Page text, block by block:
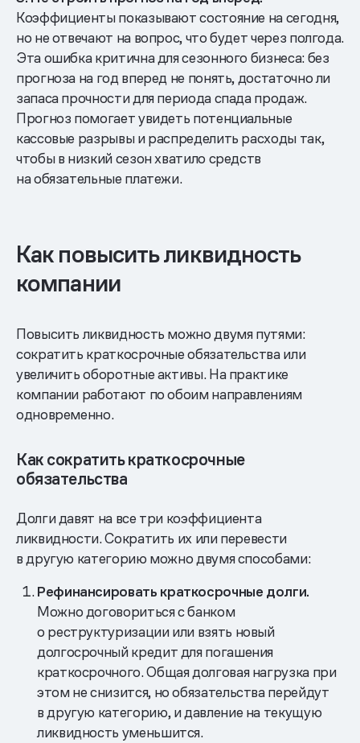
Коэффициенты показывают состояние на сегодня,
но не отвечают на вопрос, что будет через полгода.
Эта ошибка критична для сезонного бизнеса: без
прогноза на год вперед не понять, достаточно ли
запаса прочности для периода спада продаж.
Прогноз помогает увидеть потенциальные
кассовые разрывы и распределить расходы так,
чтобы в низкий сезон хватило средств
на обязательные платежи.
Как повысить ликвидность
компании
Повысить ликвидность можно двумя путями:
сократить краткосрочные обязательства или
увеличить оборотные активы. На практике
компании работают по обоим направлениям
одновременно.
Как сократить краткосрочные
обязательства
Долги давят на все три коэффициента
ликвидности. Сократить их или перевести
в другую категорию можно двумя способами:
Рефинансировать краткосрочные долги.
Можно договориться с банком
о реструктуризации или взять новый
долгосрочный кредит для погашения
краткосрочного. Общая долговая нагрузка при
этом не снизится, но обязательства перейдут
в другую категорию, и давление на текущую
ликвидность уменьшится.